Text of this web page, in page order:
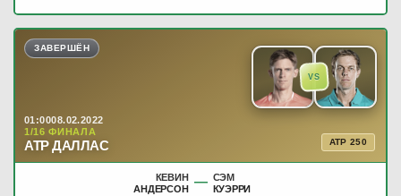
VS
ЗАВЕРШЁН
01:0008.02.2022
1/16 ФИНАЛА
ATP ДАЛЛАС ATP 250
КЕВИН
АНДЕРСОН — СЭМ
КУЭРРИ